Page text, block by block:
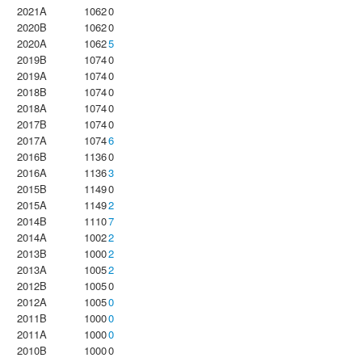
2021A
10620
2020B
10620
2020A
10625
2019B
10740
2019A
10740
2018B
10740
2018A
10740
2017B
10740
2017A
10746
2016B
11360
2016A
11363
2015B
11490
2015A
11492
2014B
11107
2014A
10022
2013B
10002
2013A
10052
2012B
10050
2012A
10050
2011B
10000
2011A
10000
2010B
10000